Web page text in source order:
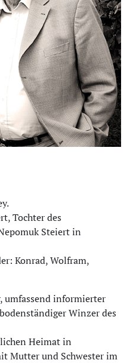
Tochter des
Steiert in
Konrad, Wolfram,
umfassend informierter
Winzer des
Heimat in
Mutter und Schwester im